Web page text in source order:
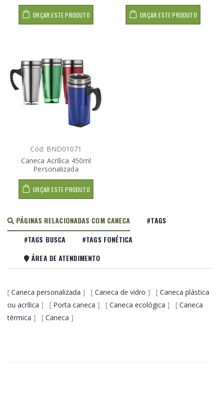
ORÇAR ESTE PRODUTO ORÇAR ESTE PRODUTO
Cód: BND01071
Caneca Acrílica 450ml
Personalizada
ORÇAR ESTE PRODUTO
PÁGINAS RELACIONADAS COM CANECA
#TAGS
#TAGS BUSCA
#TAGS FONÉTICA
ÁREA DE ATENDIMENTO
[ Caneca personalizada ] [ Caneca de vidro ] [ Caneca plástica
ou acrílica ] [ Porta caneca ] [ Caneca ecológica ] [ Caneca
térmica ] [ Caneca ]